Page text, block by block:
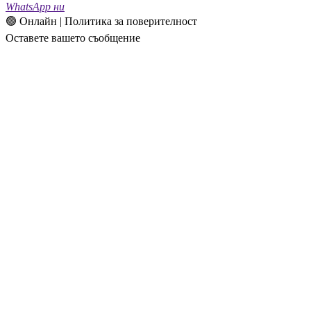
WhatsApp ни
🟢 Онлайн | Политика за поверителност
Оставете вашето съобщение